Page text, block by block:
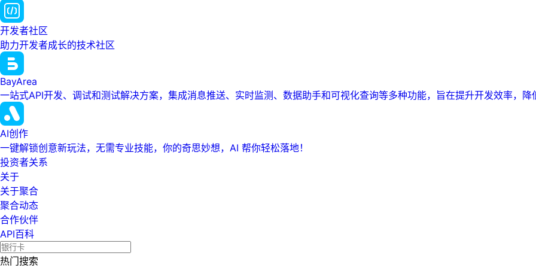
开发者社区
助力开发者成长的技术社区
BayArea
一站式API开发、调试和测试解决方案，集成消息推送、实时监测、数据助手和可视化查询等多种功能，旨在提升开发效率，降
AI创作
一键解锁创意新玩法，无需专业技能，你的奇思妙想，AI 帮你轻松落地！
投资者关系
关于
关于聚合
聚合动态
合作伙伴
API百科
热门搜索